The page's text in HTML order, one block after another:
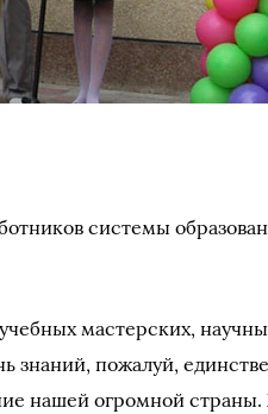
системы
мастерских,
знаний, пожалуй,
нашей огромной